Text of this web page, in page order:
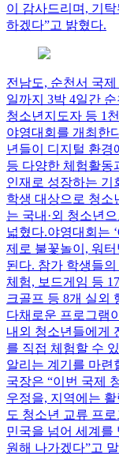
이 감사드리며, 기
하겠다”고 밝혔다.
전남도, 순천서 국
일까지 3박 4일간
청소년지도자 등 1
야영대회를 개최한
년들이 디지털 환경
등 다양한 체험활동
인재로 성장하는 기
학생 대상으로 청소
는 국내·외 청소년
넓혔다.야영대회는
제로 불꽃놀이, 워
된다. 참가 학생들
체험, 보드게임 등
크골프 등 8개 실외
다채로운 프로그램
내외 청소년들에게
를 직접 체험할 수
알리는 계기를 마련
국장은 “이번 국제
우정을, 지역에는
도 청소년 교류 프
민국을 넘어 세계를
원해 나가겠다”고